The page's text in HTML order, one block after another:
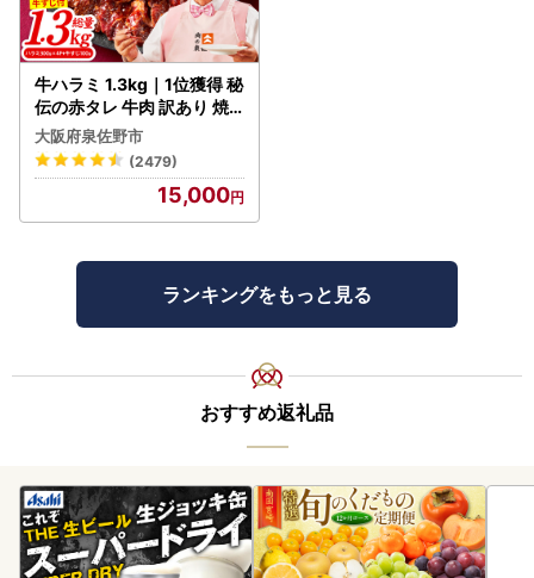
牛ハラミ 1.3kg｜1位獲得 秘
伝の赤タレ 牛肉 訳あり 焼
肉 BBQ
大阪府泉佐野市
(2479)
15,000
ランキングをもっと見る
おすすめ返礼品